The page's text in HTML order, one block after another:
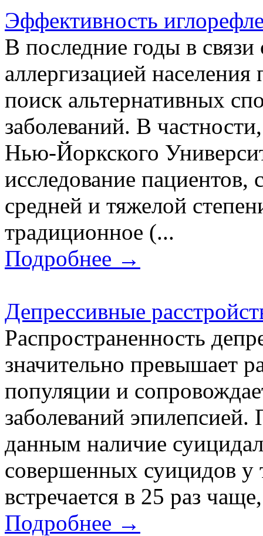
Эффективность
В последние годы в
аллергизацией
поиск альтернативных
заболеваний. В
Нью-Йоркского
исследование
средней и тяжелой
традиционное (...
Подробнее →
Депрессивные
Распространенность
значительно превышает
популяции и
заболеваний
данным наличие
совершенных суицидов у
встречается в 25 раз
Подробнее →